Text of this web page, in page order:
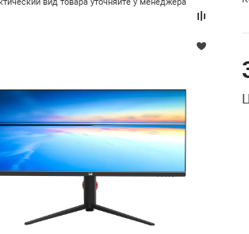
вид товара уточняйте у менеджера